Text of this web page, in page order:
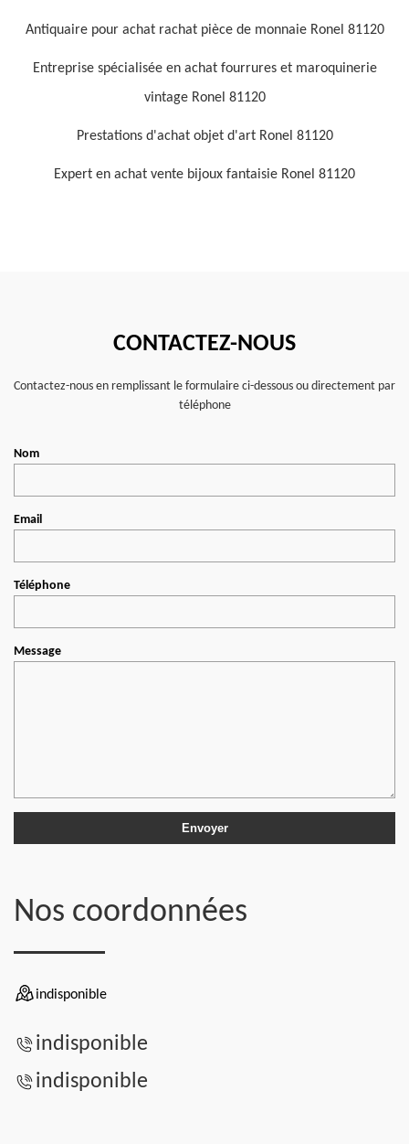
Antiquaire pour achat rachat pièce de monnaie Ronel 81120
Entreprise spécialisée en achat fourrures et maroquinerie
vintage Ronel 81120
Prestations d'achat objet d'art Ronel 81120
Expert en achat vente bijoux fantaisie Ronel 81120
CONTACTEZ-NOUS
Contactez-nous en remplissant le formulaire ci-dessous ou directement par
téléphone
Nom
Email
Téléphone
Message
Nos coordonnées
indisponible
indisponible
indisponible